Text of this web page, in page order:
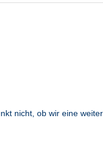
nicht, ob wir eine